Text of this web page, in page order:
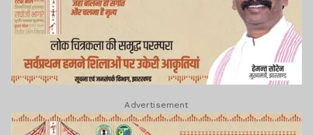
Advertisement